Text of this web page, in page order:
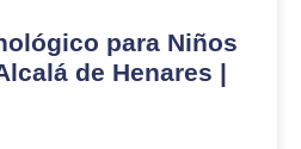
para Niños
de Henares |